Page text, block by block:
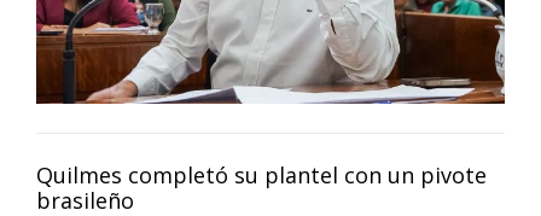
Quilmes completó su plantel con un pivote
brasileño